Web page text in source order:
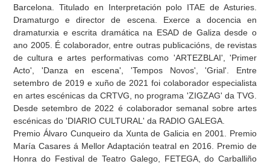
Barcelona. Titulado en Interpretación polo ITAE de Asturies.
Dramaturgo e director de escena. Exerce a docencia en
dramaturxia e escrita dramática na ESAD de Galiza desde o
ano 2005. É colaborador, entre outras publicacións, de revistas
de cultura e artes performativas como 'ARTEZBLAI', 'Primer
Acto', 'Danza en escena', 'Tempos Novos', 'Grial'. Entre
setembro de 2019 e xuño de 2021 foi colaborador especialista
en artes escénicas da CRTVG, no programa 'ZIGZAG' da TVG.
Desde setembro de 2022 é colaborador semanal sobre artes
escénicas do 'DIARIO CULTURAL' da RADIO GALEGA.
Premio Álvaro Cunqueiro da Xunta de Galicia en 2001. Premio
María Casares á Mellor Adaptación teatral en 2016. Premio de
Honra do Festival de Teatro Galego, FETEGA, do Carballiño